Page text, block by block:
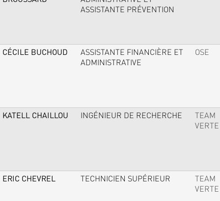
ASSISTANTE PRÉVENTION
CÉCILE BUCHOUD
ASSISTANTE FINANCIÈRE ET
ADMINISTRATIVE
OSE
KATELL CHAILLOU INGÉNIEUR DE RECHERCHE
TEAM
VERTE
ERIC CHEVREL TECHNICIEN SUPÉRIEUR
TEAM
VERTE